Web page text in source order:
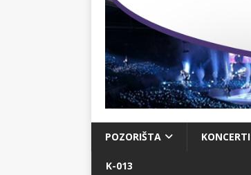
POZORIŠTA KONCERTI
K-013